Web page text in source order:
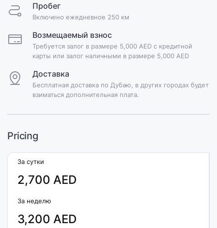
Пробег
Включено ежедневное 250 км
Возмещаемый взнос
Требуется залог в размере 5,000 AED с кредитной
карты или залог наличными в размере 5,000 AED
Доставка
Бесплатная доставка по Дубаю, в других городах будет
взиматься дополнительная плата.
Pricing
За сутки
2,700 AED
За неделю
3,200 AED